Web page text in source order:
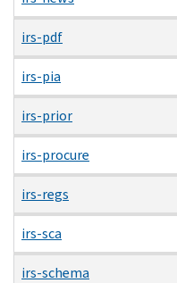
irs-pdf
irs-pia
irs-prior
irs-procure
irs-regs
irs-sca
irs-schema